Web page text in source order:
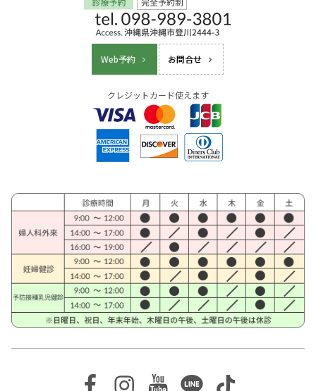
Web予約 お問合せ
クレジットカード使えます
Facebook
Instagram
Youtube
LineTikTok